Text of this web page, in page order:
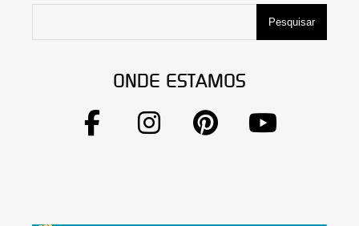
Pesquisar
ONDE ESTAMOS